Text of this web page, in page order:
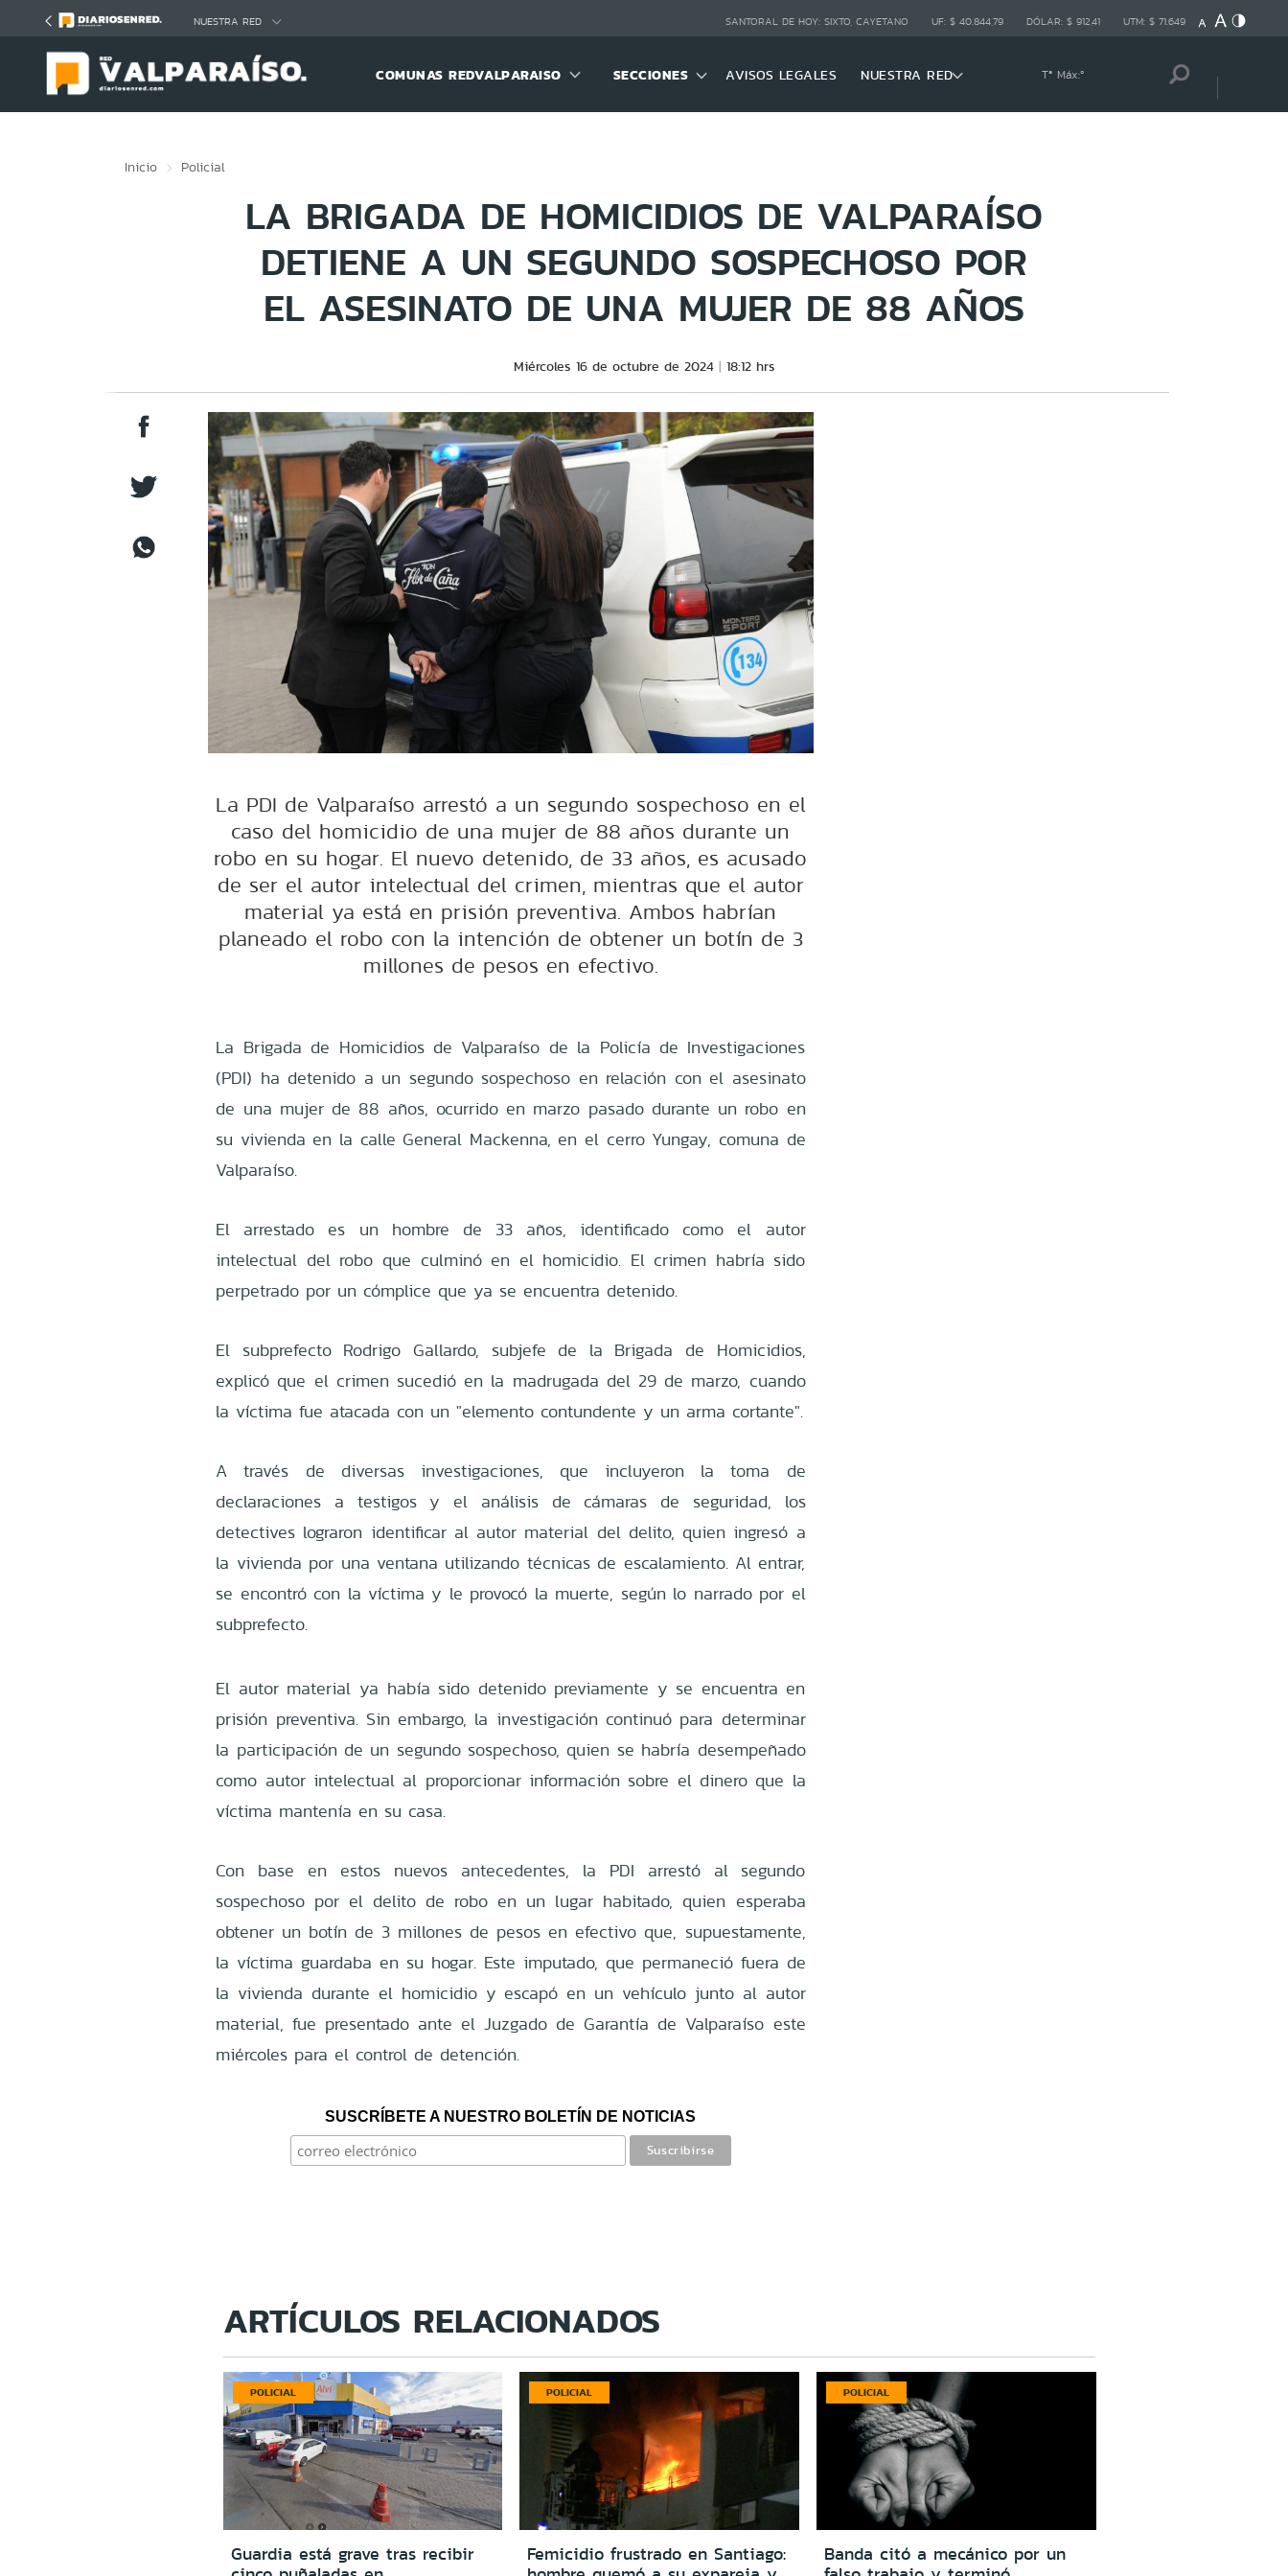
NUESTRA RED SANTORAL DE HOY: SIXTO, CAYETANO UF: $ 40.844,79 DÓLAR: $ 912,41 UTM: $ 71.649
COMUNAS REDVALPARAISO SECCIONES AVISOS LEGALES NUESTRA RED Tª Máx:º
Inicio Policial
LA BRIGADA DE HOMICIDIOS DE VALPARAÍSO
DETIENE A UN SEGUNDO SOSPECHOSO POR
EL ASESINATO DE UNA MUJER DE 88 AÑOS
Miércoles 16 de octubre de 2024 18:12 hrs
La PDI de Valparaíso arrestó a un segundo sospechoso en el
caso del homicidio de una mujer de 88 años durante un
robo en su hogar. El nuevo detenido, de 33 años, es acusado
de ser el autor intelectual del crimen, mientras que el autor
material ya está en prisión preventiva. Ambos habrían
planeado el robo con la intención de obtener un botín de 3
millones de pesos en efectivo.
La Brigada de Homicidios de Valparaíso de la Policía de Investigaciones
(PDI) ha detenido a un segundo sospechoso en relación con el asesinato
de una mujer de 88 años, ocurrido en marzo pasado durante un robo en
su vivienda en la calle General Mackenna, en el cerro Yungay, comuna de
Valparaíso.
El arrestado es un hombre de 33 años, identificado como el autor
intelectual del robo que culminó en el homicidio. El crimen habría sido
perpetrado por un cómplice que ya se encuentra detenido.
El subprefecto Rodrigo Gallardo, subjefe de la Brigada de Homicidios,
explicó que el crimen sucedió en la madrugada del 29 de marzo, cuando
la víctima fue atacada con un "elemento contundente y un arma cortante".
A través de diversas investigaciones, que incluyeron la toma de
declaraciones a testigos y el análisis de cámaras de seguridad, los
detectives lograron identificar al autor material del delito, quien ingresó a
la vivienda por una ventana utilizando técnicas de escalamiento. Al entrar,
se encontró con la víctima y le provocó la muerte, según lo narrado por el
subprefecto.
El autor material ya había sido detenido previamente y se encuentra en
prisión preventiva. Sin embargo, la investigación continuó para determinar
la participación de un segundo sospechoso, quien se habría desempeñado
como autor intelectual al proporcionar información sobre el dinero que la
víctima mantenía en su casa.
Con base en estos nuevos antecedentes, la PDI arrestó al segundo
sospechoso por el delito de robo en un lugar habitado, quien esperaba
obtener un botín de 3 millones de pesos en efectivo que, supuestamente,
la víctima guardaba en su hogar. Este imputado, que permaneció fuera de
la vivienda durante el homicidio y escapó en un vehículo junto al autor
material, fue presentado ante el Juzgado de Garantía de Valparaíso este
miércoles para el control de detención.
SUSCRÍBETE A NUESTRO BOLETÍN DE NOTICIAS
ARTÍCULOS RELACIONADOS
POLICIAL
Guardia está grave tras recibir
POLICIAL
Femicidio frustrado en Santiago:
POLICIAL
Banda citó a mecánico por un